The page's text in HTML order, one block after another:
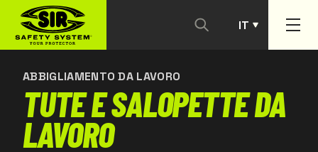
IT
PT
ABBIGLIAMENTO DA LAVORO
TUTE E SALOPETTE DA
LAVORO
CONTATTACI